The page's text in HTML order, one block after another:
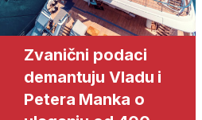
Zvanični podaci
demantuju Vladu i
Petera Manka o